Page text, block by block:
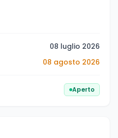
08 luglio 2026
08 agosto 2026
Aperto